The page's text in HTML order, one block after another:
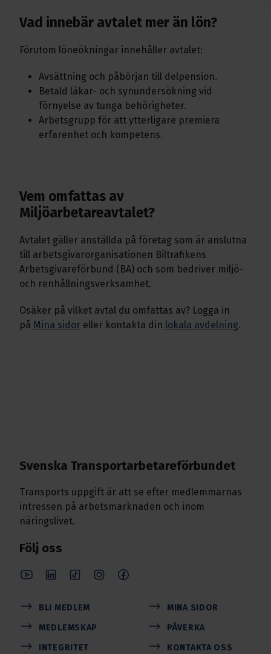
Vad innebär avtalet mer än lön?
Förutom löneökningar innehåller avtalet:
Avsättning och påbörjan till delpension.
Betald läkar- och synundersökning vid
förnyelse av tunga behörigheter.
Arbetsgrupp för att ytterligare premiera
erfarenhet och kompetens.
Vem omfattas av
Miljöarbetareavtalet?
Avtalet gäller anställda på företag som är anslutna
till arbetsgivarorganisationen Biltrafikens
Arbetsgivareförbund (BA) och som bedriver miljö-
och renhållningsverksamhet.
Osäker på vilket avtal du omfattas av? Logga in
på Mina sidor eller kontakta din lokala avdelning.
Svenska Transport­arbetare­förbundet
Transports uppgift är att se efter medlemmarnas
intressen på arbetsmarknaden och inom
näringslivet.
Följ oss
BLI MEDLEM
MINA SIDOR
MEDLEMSKAP
PÅVERKA
INTEGRITET
KONTAKTA OSS